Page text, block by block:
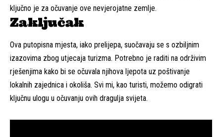
ključno je za očuvanje ove nevjerojatne zemlje.
Zaključak
Ova putopisna mjesta, iako prelijepa, suočavaju se s ozbiljnim
izazovima zbog utjecaja turizma. Potrebno je raditi na održivim
rješenjima kako bi se očuvala njihova ljepota uz poštivanje
lokalnih zajednica i okoliša. Svi mi, kao turisti, možemo odigrati
ključnu ulogu u očuvanju ovih dragulja svijeta.